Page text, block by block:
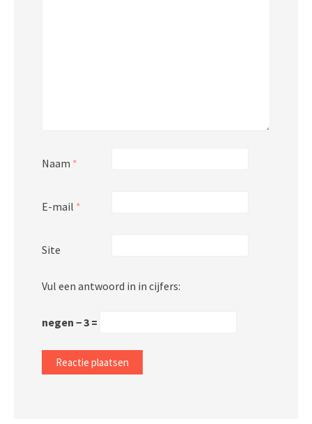
Naam *
E-mail *
Site
Vul een antwoord in in cijfers:
negen − 3 =